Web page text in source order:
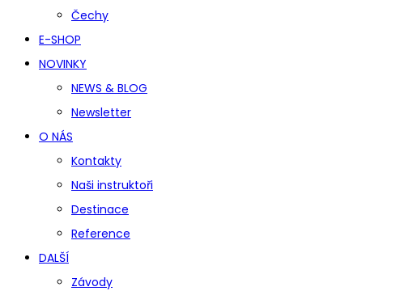
Čechy
E-SHOP
NOVINKY
NEWS & BLOG
Newsletter
O NÁS
Kontakty
Naši instruktoři
Destinace
Reference
DALŠÍ
Závody